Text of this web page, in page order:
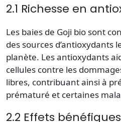
2.1 Richesse en
Les baies de Goji bio sont
des sources d’antioxydants
planète. Les antioxydants
cellules contre les
libres, contribuant ainsi à
prématuré et certaines
2.2 Effets